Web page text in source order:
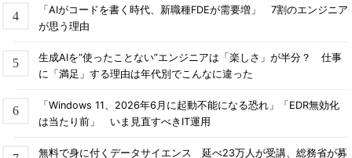
「AIがコードを書く時代、新職種FDEが需要増」 7割のエンジニア
が思う理由
生成AIを“使ったことない”エンジニアは「楽しさ」が半分？ 仕事
に「満足」する理由は年代別でこんなに違った
「Windows 11、2026年6月に起動不能になる恐れ」「EDR無効化
は当たり前」 いま見直すべきIT運用
無料で身に付くデータサイエンス 延べ23万人が受講、総務省が募